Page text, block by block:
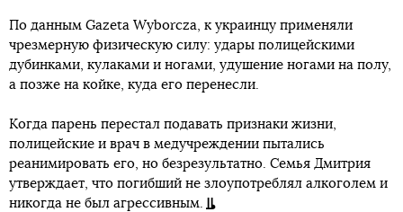
По данным Gazeta Wyborcza, к украинцу применяли
чрезмерную физическую силу: удары полицейскими
дубинками, кулаками и ногами, удушение ногами на полу,
а позже на койке, куда его перенесли.
Когда парень перестал подавать признаки жизни,
полицейские и врач в медучреждении пытались
реанимировать его, но безрезультатно. Семья Дмитрия
утверждает, что погибший не злоупотреблял алкоголем и
никогда не был агрессивным.